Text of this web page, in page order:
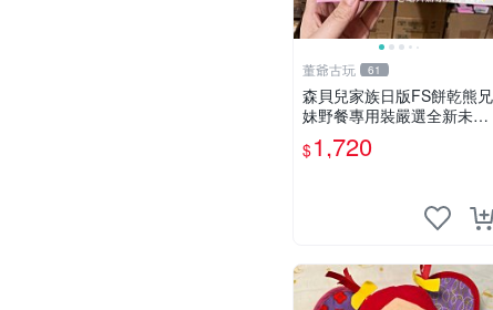
董爺古玩 61
森貝兒家族日版FS餅乾熊兄
妹野餐專用裝嚴選全新未開
封，包含兩組大童款紙盒
裝，適合收藏與分享。 餅乾
$1,720